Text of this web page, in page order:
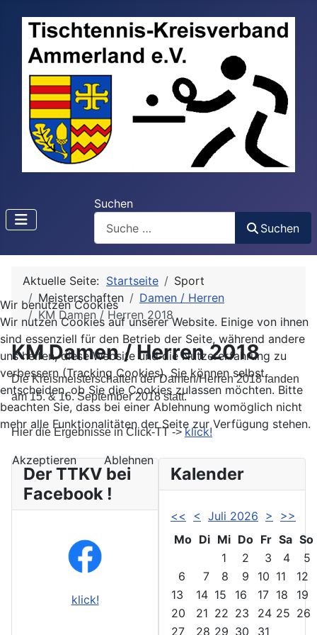
Suchen
Suchen
Aktuelle Seite: Startseite
Sport
Meisterschaften
Damen / Herren
KM Damen / Herren 2018
KM Damen / Herren 2018
Die Kreismeisterschaften der Damen/Herren 2018 fanden
am 15. & 16. September 2018 statt.
Hier die Ergebnisse in Click-TT ->klick!
Der TTKV bei
Facebook !
klick!
Kalender
<< < Juli 2026 >
>>
Mo Di Mi Do Fr Sa So
1
2 3 4
5
6
7 8 9 10 11
12
13
14 15 16 17 18
19
20
21 22 23 24 25 26
27
28 29 30 31
Wir benutzen Cookies
Wir nutzen Cookies auf unserer Website. Einige von ihnen
sind essenziell für den Betrieb der Seite, während andere
uns helfen, diese Website und die Nutzererfahrung zu
verbessern (Tracking Cookies). Sie können selbst
entscheiden, ob Sie die Cookies zulassen möchten. Bitte
beachten Sie, dass bei einer Ablehnung womöglich nicht
mehr alle Funktionalitäten der Seite zur Verfügung stehen.
Akzeptieren Ablehnen